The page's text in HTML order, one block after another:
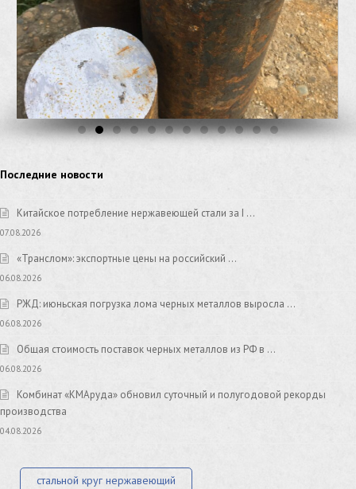
Последние новости
Китайское потребление нержавеющей стали за I …
07.08.2026
«Транслом»: экспортные цены на российский …
06.08.2026
РЖД: июньская погрузка лома черных металлов выросла …
06.08.2026
Общая стоимость поставок черных металлов из РФ в …
06.08.2026
Комбинат «КМАруда» обновил суточный и полугодовой рекорды
производства
04.08.2026
стальной круг нержавеющий